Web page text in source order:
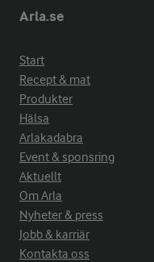
Arla.se
Start
Recept & mat
Produkter
Hälsa
Arlakadabra
Event & sponsring
Aktuellt
Om Arla
Nyheter & press
Jobb & karriär
Kontakta oss